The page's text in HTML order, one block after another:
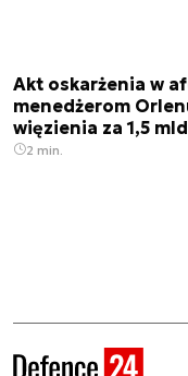
Akt oskarżenia w
menedżerom
więzienia za 1,5
2 min.